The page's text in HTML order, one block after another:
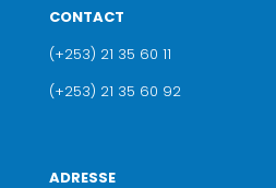
CONTACT
(+253) 21 35 60 11
(+253) 21 35 60 92
ADRESSE